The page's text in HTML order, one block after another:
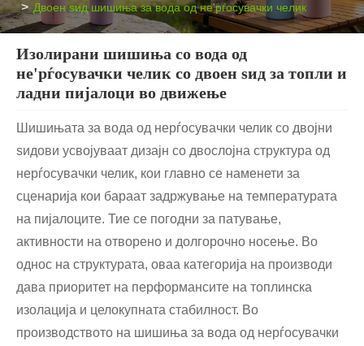
Двоен ѕид шишиња за вода од не'рѓосувачки челик
Изолирани шишиња со вода од
не'рѓосувачки челик со двоен ѕид за топли и
ладни пијалоци во движење
Шишињата за вода од нерѓосувачки челик со двојни
ѕидови усвојуваат дизајн со двослојна структура од
нерѓосувачки челик, кои главно се наменети за
сценарија кои бараат задржување на температурата
на пијалоците. Тие се погодни за патување,
активности на отворено и долгорочно носење. Во
однос на структурата, оваа категорија на производи
дава приоритет на перформансите на топлинска
изолација и целокупната стабилност. Во
производството на шишиња за вода од нерѓосувачки